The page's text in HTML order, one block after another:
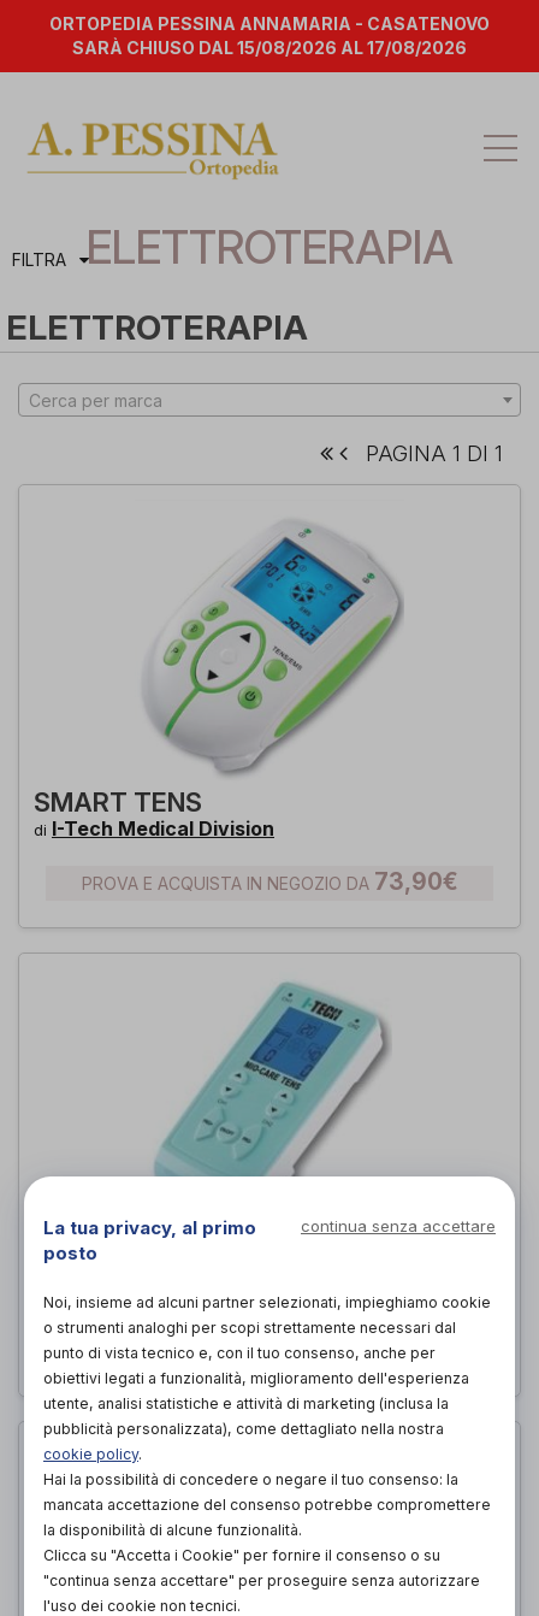
ORTOPEDIA PESSINA ANNAMARIA - CASATENOVO
SARÀ CHIUSO DAL 15/08/2026 AL 17/08/2026
FILTRA ELETTROTERAPIA
ELETTROTERAPIA
Cerca per marca
PAGINA 1 DI 1
SMART TENS
di I-Tech Medical Division
PROVA E ACQUISTA IN NEGOZIO DA 73,90€
MIO-CARE TENS
diI-Tech Medical Division
PROVA E ACQUISTA IN NEGOZIO DA98,90€
La tua privacy, al primo
posto
continua senza accettare
Noi, insieme ad alcuni partner selezionati, impieghiamo cookie
o strumenti analoghi per scopi strettamente necessari dal
punto di vista tecnico e, con il tuo consenso, anche per
obiettivi legati a funzionalità, miglioramento dell'esperienza
utente, analisi statistiche e attività di marketing (inclusa la
pubblicità personalizzata), come dettagliato nella nostra
cookie policy.
Hai la possibilità di concedere o negare il tuo consenso: la
mancata accettazione del consenso potrebbe compromettere
la disponibilità di alcune funzionalità.
Clicca su "Accetta i Cookie" per fornire il consenso o su
"continua senza accettare" per proseguire senza autorizzare
l'uso dei cookie non tecnici.